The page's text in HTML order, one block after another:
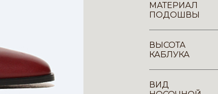
МАТЕРИАЛ
ПОДОШВЫ
ВЫСОТА
КАБЛУКА
ВИД